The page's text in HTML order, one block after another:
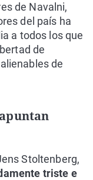
de Navalni,
del país ha
a todos los que
de
de
Stoltenberg,
triste e